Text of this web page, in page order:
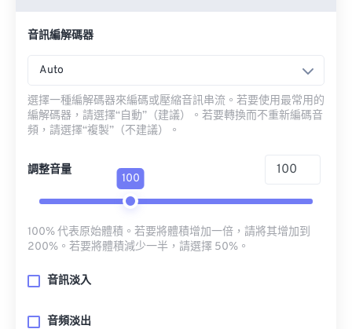
音訊編解碼器
Auto
選擇一種編解碼器來編碼或壓縮音訊串流。若要使用最常用的
編解碼器，請選擇“自動”（建議）。若要轉換而不重新編碼音
頻，請選擇“複製”（不建議）。
調整音量
100
100% 代表原始體積。若要將體積增加一倍，請將其增加到
200%。若要將體積減少一半，請選擇 50%。
音訊淡入
音頻淡出